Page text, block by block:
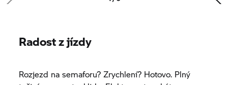
Radost z jízdy
Rozjezd na semaforu? Zrychlení? Hotovo. Plný